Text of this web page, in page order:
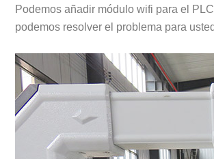
Podemos añadir módulo wifi para el
podemos resolver el problema para